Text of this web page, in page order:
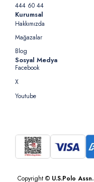
444 60 44
Kurumsal
Hakkımızda
Mağazalar
Blog
Sosyal Medya
Facebook
X
Youtube
Copyright © U.S.Polo Assn.